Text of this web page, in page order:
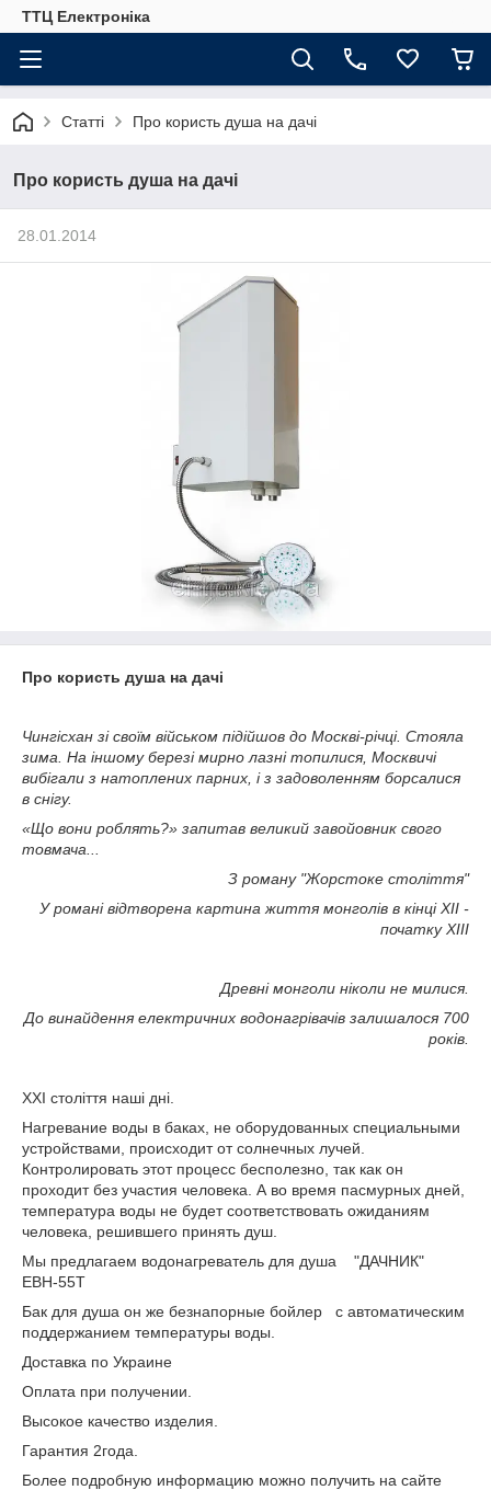
ТТЦ Електроніка
Статті Про користь душа на дачі
Про користь душа на дачі
28.01.2014
Про користь душа на дачі
Чингісхан зі своїм військом підійшов до Москві-річці. Стояла
зима. На іншому березі мирно лазні топилися, Москвичі
вибігали з натоплених парних, і з задоволенням борсалися
в снігу.
«Що вони роблять?» запитав великий завойовник свого
товмача...
З роману "Жорстоке століття"
У романі відтворена картина життя монголів в кінці XII -
початку XIII
Древні монголи ніколи не милися.
До винайдення електричних водонагрівачів залишалося 700
років.
XXI століття наші дні.
Нагревание воды в баках, не оборудованных специальными
устройствами, происходит от солнечных лучей.
Контролировать этот процесс бесполезно, так как он
проходит без участия человека. А во время пасмурных дней,
температура воды не будет соответствовать ожиданиям
человека, решившего принять душ.
Мы предлагаем водонагреватель для душа "ДАЧНИК"
ЕВН-55Т
Бак для душа он же безнапорные бойлер с автоматическим
поддержанием температуры воды.
Доставка по Украине
Оплата при получении.
Высокое качество изделия.
Гарантия 2года.
Более подробную информацию можно получить на сайте